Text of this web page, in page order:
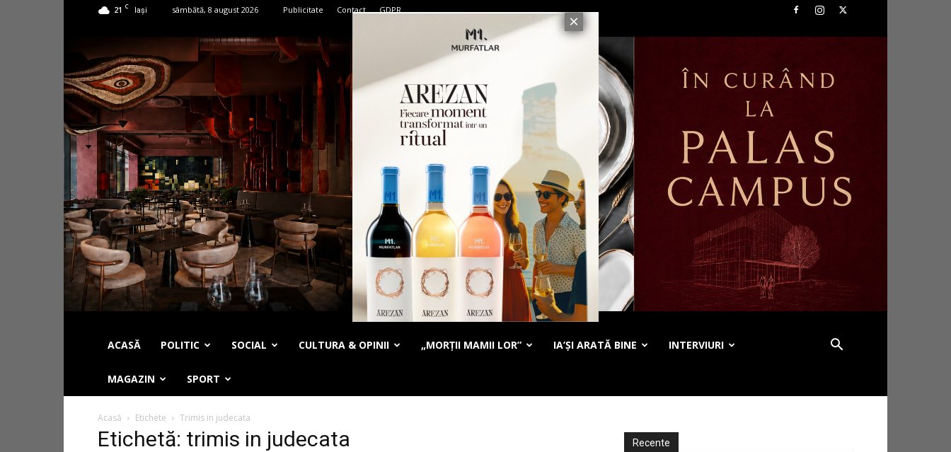
21 C Iași sâmbătă, 8 august 2026 Publicitate Contact GDPR
ACASĂ POLITIC SOCIAL CULTURA & OPINII „MORȚII MAMII LOR” IA’ȘI ARATĂ BINE INTERVIURI
MAGAZIN SPORT
Acasă Etichete Trimis in judecata
Etichetă: trimis in judecata Recente